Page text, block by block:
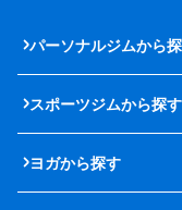
パーソナルジムから
スポーツジムから探す
ヨガから探す